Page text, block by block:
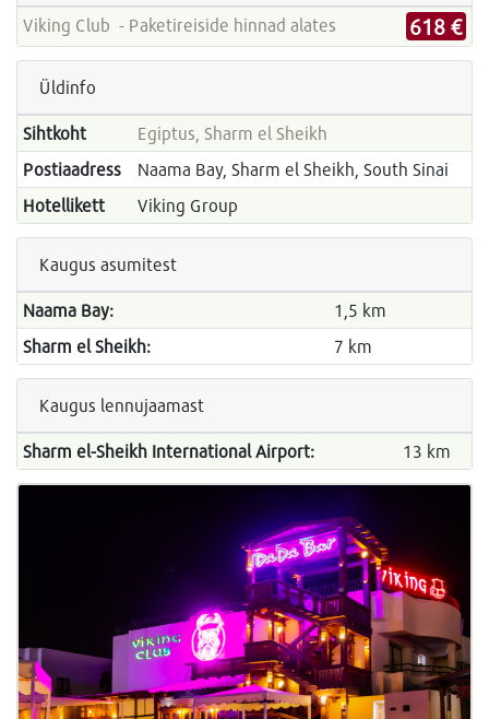
Viking Club - Paketireiside hinnad alates 618 €
Üldinfo
Sihtkoht
Egiptus, Sharm el Sheikh
Postiaadress
Naama Bay, Sharm el Sheikh, South Sinai
Hotellikett
Viking Group
Kaugus asumitest
Naama Bay:
1,5 km
Sharm el Sheikh:
7 km
Kaugus lennujaamast
Sharm el-Sheikh International Airport: 13 km